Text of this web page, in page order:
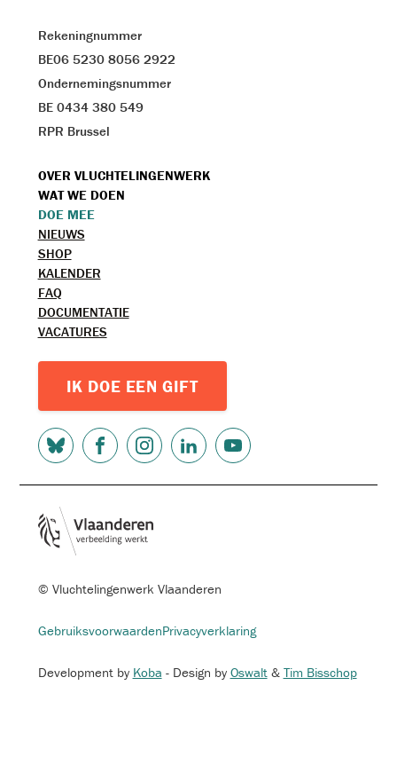
Rekeningnummer
BE06 5230 8056 2922
Ondernemingsnummer
BE 0434 380 549
RPR Brussel
VOET
MENU
OVER VLUCHTELINGENWERK
WAT WE DOEN
DOE MEE
TOPMENU
NIEUWS
SHOP
KALENDER
FAQ
DOCUMENTATIE
VACATURES
IK DOE EEN GIFT
SOCIAL
MEDIA
© Vluchtelingenwerk Vlaanderen
FOOTER-
MENU
GebruiksvoorwaardenPrivacyverklaring
Development by Koba - Design by Oswalt& Tim Bisschop